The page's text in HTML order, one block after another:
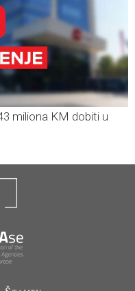
miliona KM dobiti u